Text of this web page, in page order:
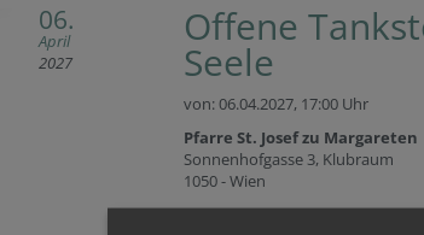
06.
April
2027
Offene
Seele
von: 06.04.2027, 17:00 Uhr
Pfarre St. Josef zu Margareten
Sonnenhofgasse 3, Klubraum
1050 - Wien
Referenten:Pfarre St. Josef zu